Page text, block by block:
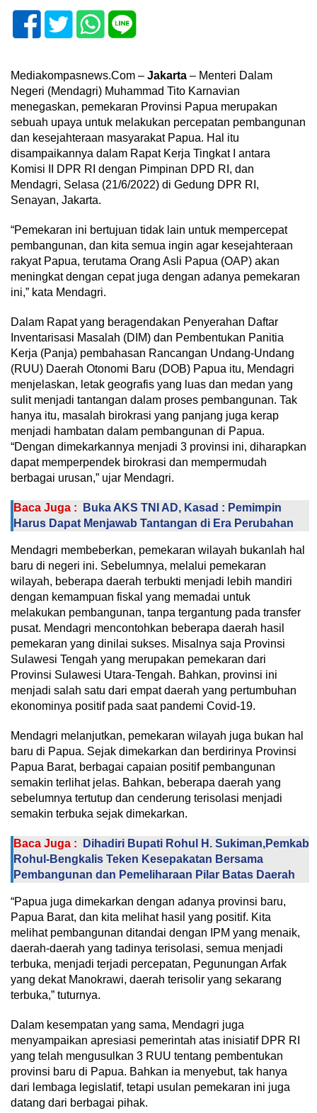
Mediakompasnews.Com – Jakarta – Menteri Dalam
Negeri (Mendagri) Muhammad Tito Karnavian
menegaskan, pemekaran Provinsi Papua merupakan
sebuah upaya untuk melakukan percepatan pembangunan
dan kesejahteraan masyarakat Papua. Hal itu
disampaikannya dalam Rapat Kerja Tingkat I antara
Komisi II DPR RI dengan Pimpinan DPD RI, dan
Mendagri, Selasa (21/6/2022) di Gedung DPR RI,
Senayan, Jakarta.
“Pemekaran ini bertujuan tidak lain untuk mempercepat
pembangunan, dan kita semua ingin agar kesejahteraan
rakyat Papua, terutama Orang Asli Papua (OAP) akan
meningkat dengan cepat juga dengan adanya pemekaran
ini,” kata Mendagri.
Dalam Rapat yang beragendakan Penyerahan Daftar
Inventarisasi Masalah (DIM) dan Pembentukan Panitia
Kerja (Panja) pembahasan Rancangan Undang-Undang
(RUU) Daerah Otonomi Baru (DOB) Papua itu, Mendagri
menjelaskan, letak geografis yang luas dan medan yang
sulit menjadi tantangan dalam proses pembangunan. Tak
hanya itu, masalah birokrasi yang panjang juga kerap
menjadi hambatan dalam pembangunan di Papua.
“Dengan dimekarkannya menjadi 3 provinsi ini, diharapkan
dapat memperpendek birokrasi dan mempermudah
berbagai urusan,” ujar Mendagri.
Baca Juga :
Buka AKS TNI AD, Kasad : Pemimpin
Harus Dapat Menjawab Tantangan di Era Perubahan
Mendagri membeberkan, pemekaran wilayah bukanlah hal
baru di negeri ini. Sebelumnya, melalui pemekaran
wilayah, beberapa daerah terbukti menjadi lebih mandiri
dengan kemampuan fiskal yang memadai untuk
melakukan pembangunan, tanpa tergantung pada transfer
pusat. Mendagri mencontohkan beberapa daerah hasil
pemekaran yang dinilai sukses. Misalnya saja Provinsi
Sulawesi Tengah yang merupakan pemekaran dari
Provinsi Sulawesi Utara-Tengah. Bahkan, provinsi ini
menjadi salah satu dari empat daerah yang pertumbuhan
ekonominya positif pada saat pandemi Covid-19.
Mendagri melanjutkan, pemekaran wilayah juga bukan hal
baru di Papua. Sejak dimekarkan dan berdirinya Provinsi
Papua Barat, berbagai capaian positif pembangunan
semakin terlihat jelas. Bahkan, beberapa daerah yang
sebelumnya tertutup dan cenderung terisolasi menjadi
semakin terbuka sejak dimekarkan.
Baca Juga :
Dihadiri Bupati Rohul H. Sukiman,Pemkab
Rohul-Bengkalis Teken Kesepakatan Bersama
Pembangunan dan Pemeliharaan Pilar Batas Daerah
“Papua juga dimekarkan dengan adanya provinsi baru,
Papua Barat, dan kita melihat hasil yang positif. Kita
melihat pembangunan ditandai dengan IPM yang menaik,
daerah-daerah yang tadinya terisolasi, semua menjadi
terbuka, menjadi terjadi percepatan, Pegunungan Arfak
yang dekat Manokrawi, daerah terisolir yang sekarang
terbuka,” tuturnya.
Dalam kesempatan yang sama, Mendagri juga
menyampaikan apresiasi pemerintah atas inisiatif DPR RI
yang telah mengusulkan 3 RUU tentang pembentukan
provinsi baru di Papua. Bahkan ia menyebut, tak hanya
dari lembaga legislatif, tetapi usulan pemekaran ini juga
datang dari berbagai pihak.